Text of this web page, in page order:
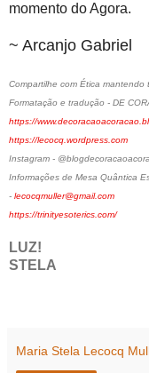
momento do Agora.
~ Arcanjo Gabriel
Compartilhe com Ética mantendo
Formatação e tradução - DE
https://
https://lecocq.wordpress.com
Instagram -
Informações de Mesa Quântica
- lecocqmuller@gmail.com
https://trinityesoterics.com/
LUZ!
STELA
Maria Stela Lecocq